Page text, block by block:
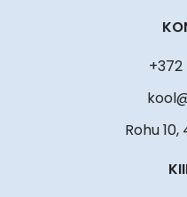
Rohu